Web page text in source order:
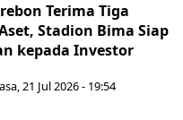
Terima Tiga
Stadion Bima Siap
kepada Investor
21 Jul 2026 - 19:54